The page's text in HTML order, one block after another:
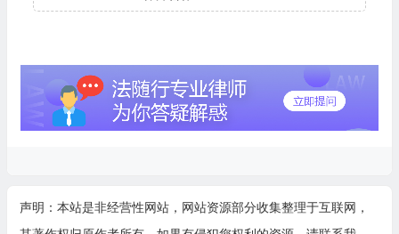
声明：本站是非经营性网站，网站资源部分收集整理于互联网，